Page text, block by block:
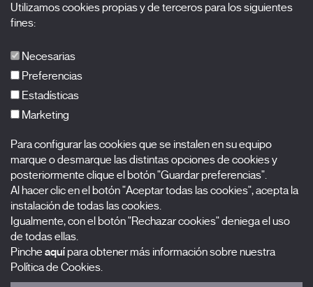
Acreditaciones
Nombre
Apellidos
Correo electrónico
Selecciona una categoría
0 listas seleccionadas
Utilizamos cookies propias y de terceros para los siguientes
fines:
Necesarias
Preferencias
Estadísticas
Marketing
Para configurar las cookies que se instalen en su equipo
marque o desmarque las distintas opciones de cookies y
posteriormente clique el botón "Guardar preferencias".
Al hacer clic en el botón "Aceptar todas las cookies", acepta la
instalación de todas las cookies.
Igualmente, con el botón "Rechazar cookies" deniega el uso
de todas ellas.
Pinche aquí para obtener más información sobre nuestra
Política de Cookies.